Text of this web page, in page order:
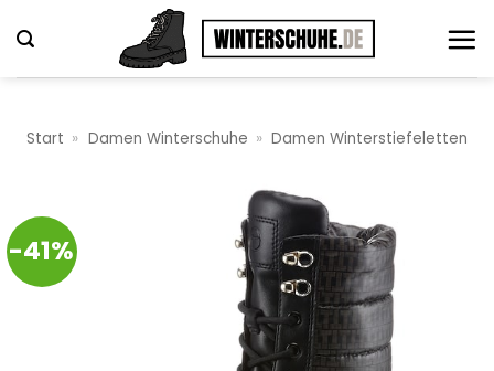
Inhalt
springen
Start » Damen Winterschuhe » Damen Winterstiefeletten
-41%